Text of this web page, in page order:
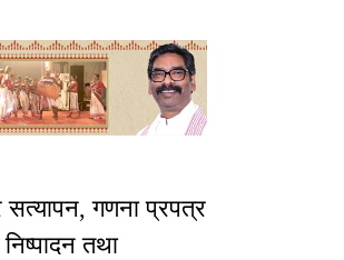
सत्यापन, गणना प्रपत्र
तथा